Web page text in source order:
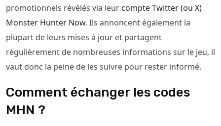
promotionnels révélés via leur compte Twitter (ou X)
Monster Hunter Now. Ils annoncent également la
plupart de leurs mises à jour et partagent
régulièrement de nombreuses informations sur le jeu, il
vaut donc la peine de les suivre pour rester informé.
Comment échanger les codes
MHN ?